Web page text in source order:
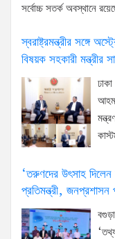
সর্বোচ্চ সতর্ক অবস্থানে
স্বরাষ্ট্রমন্ত্রীর সঙ্গে
বিষয়ক সহকারী মন্ত্রীর
‘তরুণদের উৎসাহ
প্রতিমন্ত্রী, জনপ্রশাসন